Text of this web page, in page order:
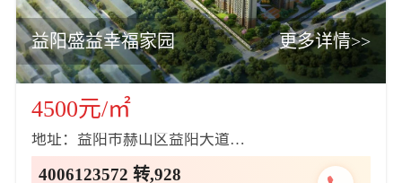
益阳盛益幸福家园 更多详情>>
4500元/㎡
地址：益阳市赫山区益阳大道盛益城市展
4006123572 转,928